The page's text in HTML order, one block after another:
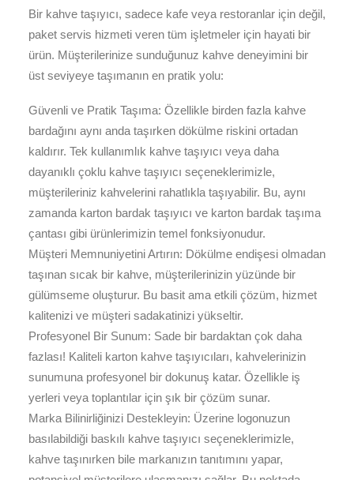
Bir kahve taşıyıcı, sadece kafe veya restoranlar için değil,
paket servis hizmeti veren tüm işletmeler için hayati bir
ürün. Müşterilerinize sunduğunuz kahve deneyimini bir
üst seviyeye taşımanın en pratik yolu:
Güvenli ve Pratik Taşıma: Özellikle birden fazla kahve
bardağını aynı anda taşırken dökülme riskini ortadan
kaldırır. Tek kullanımlık kahve taşıyıcı veya daha
dayanıklı çoklu kahve taşıyıcı seçeneklerimizle,
müşterileriniz kahvelerini rahatlıkla taşıyabilir. Bu, aynı
zamanda karton bardak taşıyıcı ve karton bardak taşıma
çantası gibi ürünlerimizin temel fonksiyonudur.
Müşteri Memnuniyetini Artırın: Dökülme endişesi olmadan
taşınan sıcak bir kahve, müşterilerinizin yüzünde bir
gülümseme oluşturur. Bu basit ama etkili çözüm, hizmet
kalitenizi ve müşteri sadakatinizi yükseltir.
Profesyonel Bir Sunum: Sade bir bardaktan çok daha
fazlası! Kaliteli karton kahve taşıyıcıları, kahvelerinizin
sunumuna profesyonel bir dokunuş katar. Özellikle iş
yerleri veya toplantılar için şık bir çözüm sunar.
Marka Bilinirliğinizi Destekleyin: Üzerine logonuzun
basılabildiği baskılı kahve taşıyıcı seçeneklerimizle,
kahve taşınırken bile markanızın tanıtımını yapar,